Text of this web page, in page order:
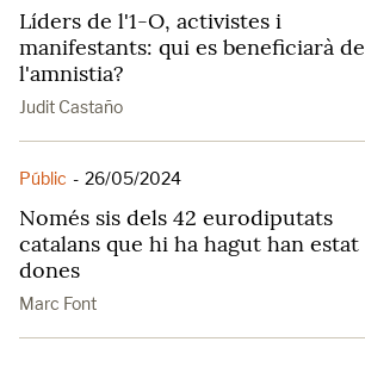
Líders de l'1-O, activistes i
manifestants: qui es beneficiarà de
l'amnistia?
Judit Castaño
Públic - 26/05/2024
Només sis dels 42 eurodiputats
catalans que hi ha hagut han estat
dones
Marc Font